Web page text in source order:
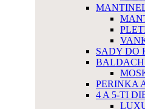
SADY DO
PERINKA
4 A 5-TI